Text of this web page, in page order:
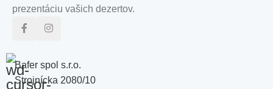
prezentáciu vašich dezertov.
Bafer spol s.r.o.
Strojnícka 2080/10